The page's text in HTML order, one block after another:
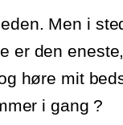
Men i
er den
høre mit
i gang ?